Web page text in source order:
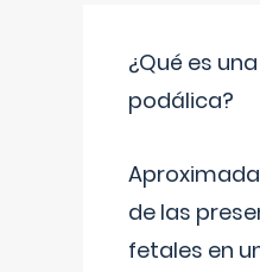
¿Qué es
podálica?
de las
fetales en